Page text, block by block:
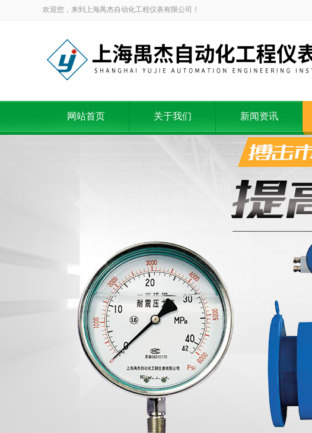
欢迎您，来到上海禺杰自动化工程仪表有限公司！
网站首页 关于我们 新闻资讯